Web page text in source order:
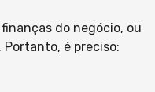
do negócio, ou
Portanto, é preciso: